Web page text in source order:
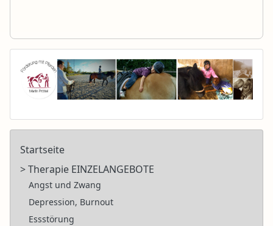
Startseite
> Therapie EINZELANGEBOTE
Angst und Zwang
Depression, Burnout
Essstörung